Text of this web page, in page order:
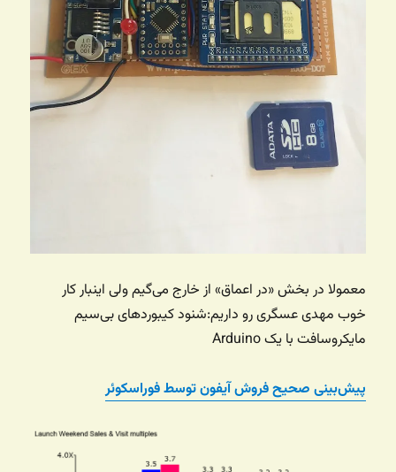
معمولا در بخش «در اعماق» از خارج می‌گیم ولی اینبار کار
خوب مهدی عسگری رو داریم:‌شنود کیبوردهای بی‌سیم
مایکروسافت با یک Arduino
پیش‌بینی صحیح فروش آیفون توسط فوراسکوئر